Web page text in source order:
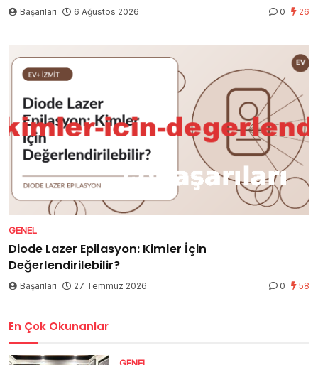
Başarıları 6 Ağustos 2026 0 26
GENEL
Diode Lazer Epilasyon: Kimler İçin
Değerlendirilebilir?
Başarıları 27 Temmuz 2026 0 58
En Çok Okunanlar